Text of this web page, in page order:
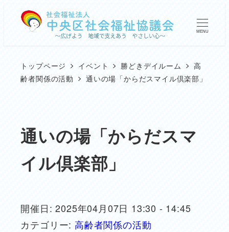
MENU
トップページ イベント 勝どきデイルーム
高
齢者関係の活動
通いの場「からだスマイル倶楽部」
通いの場「からだスマ
イル倶楽部」
開催日: 2025年04月07日 13:30 - 14:45
カテゴリー: 高齢者関係の活動